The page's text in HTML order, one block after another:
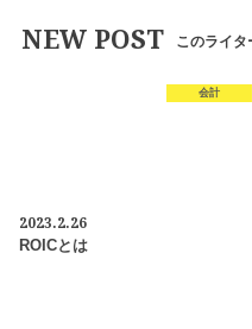
NEW POST このライタ
会計
2023.2.26
ROICとは